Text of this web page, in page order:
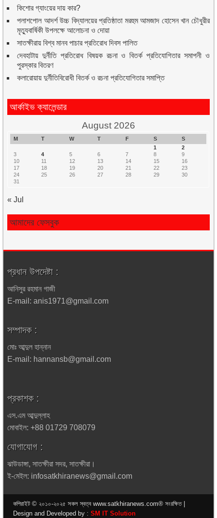
কিশোর গ্যাংয়ের দায় কার?
পলাশপোল আদর্শ উচ্চ বিদ্যালয়ের প্রতিষ্ঠাতা মরহুম আমজাদ হোসেন খান চৌধুরীর
মৃত্যুবার্ষিকী উপলক্ষে আলোচনা ও দোয়া
সাতক্ষীরায় বিশ্ব মানব পাচার প্রতিরোধ দিবস পালিত
দেবহাটায় দুর্নীতি প্রতিরোধ বিষয়ক রচনা ও বিতর্ক প্রতিযোগিতার সমাপনী ও
পুরস্কার বিতরণ
কলারোয়ায় দুর্নীতিবিরোধী বিতর্ক ও রচনা প্রতিযোগিতার সমাপ্তি
আর্কাইভ ক্যালেন্ডার
August 2026
M T W T F S
S
1
2
3
4 5 6 7 8
9
10
11 12 13 14 15
16
17
18 19 20 21 22
23
24
25 26 27 28 29
30
31
« Jul
আমাদের ফেসবুক
প্রধান উপদেষ্টা :
আনিসুর রহমান গাজী
E-mail: anis1971@gmail.com
সম্পাদক :
মোঃ আব্দুল হান্নান
E-mail: hannansb@gmail.com
প্রকাশক :
এস.এম আব্দুল্লাহ
মোবাইল: +88 01729 708079
যোগাযোগ :
ঝাউডাঙ্গা, সাতক্ষীরা সদর, সাতক্ষীরা।
ই-মেইল: infosatkhiranews@gmail.com
কপিরাইট © ২০১০-২০২৫ সকল স্বত্ব www.satkhiranews.com® সংরক্ষিত |
Design and Developed by : SM IT Solution